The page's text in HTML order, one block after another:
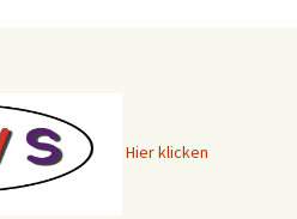
Hier klicken